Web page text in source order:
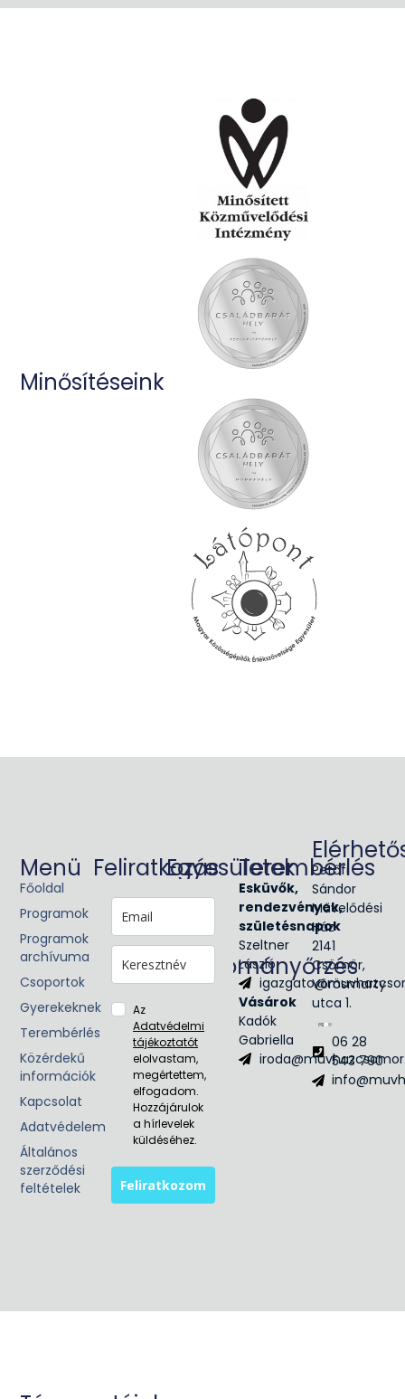
Minősítéseink
Petőfi
Sándor
Művelődési
Ház
2141
Csömör,
Vörösmarty
utca 1.
06 28
543 790
Terembérlés
Esküvők,
rendezvények,
születésnapok
Szeltner
László
Vásárok
Kadók
Gabriella
Egyesületek
egyesület
Hagyományőrzés
Néptánc
Feliratkozás
Az
Adatvédelmi
tájékoztatót
elolvastam,
megértettem,
elfogadom.
Hozzájárulok
a hírlevelek
küldéséhez.
Feliratkozom
Menü
Főoldal
Programok
Programok
archívuma
Csoportok
Gyerekeknek
Terembérlés
Közérdekű
információk
Kapcsolat
Adatvédelem
Általános
szerződési
feltételek